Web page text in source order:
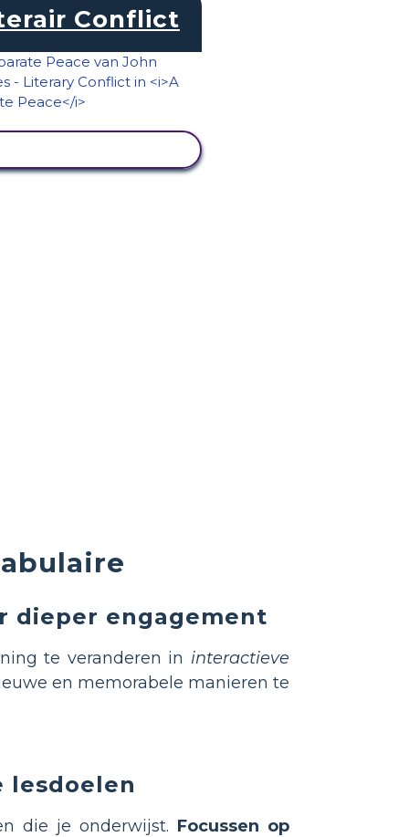
dieper engagement
te veranderen in interactieve
en memorabele manieren te
lesdoelen
die je onderwijst. Focussen op
Conflict